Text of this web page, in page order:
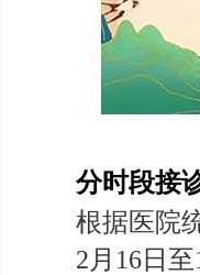
分时段接诊
根据医院统
2月16日至